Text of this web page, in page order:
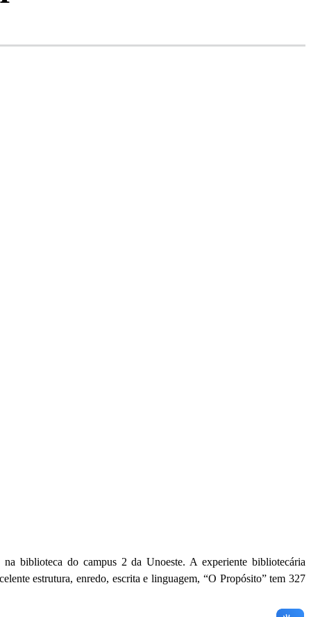
biblioteca do campus 2 da Unoeste. A experiente bibliotecária
estrutura, enredo, escrita e linguagem, “O Propósito” tem 327